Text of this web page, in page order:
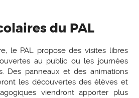
du PAL
le PAL propose des visites libres
au public ou les journées
Des panneaux et des animations
les découvertes des élèves et
viendront apporter plus